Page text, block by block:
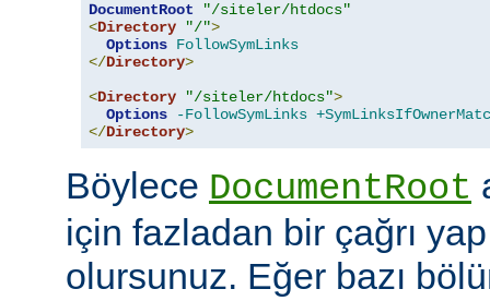
DocumentRoot
"/siteler/htdocs"
<Directory "/">
Options FollowSymLinks
</Directory>
<Directory "/siteler/htdocs">
Options
-FollowSymLinks
</Directory>
Böylece DocumentRoot
için fazladan bir çağrı
olursunuz. Eğer bazı